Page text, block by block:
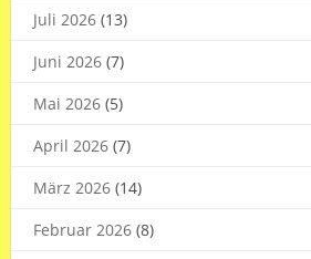
Juli 2026(13)
Juni 2026(7)
Mai 2026(5)
April 2026(7)
März 2026(14)
Februar 2026(8)